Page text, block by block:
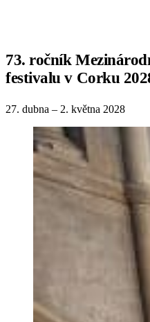
73. ročník
festivalu v Corku
27. dubna – 2. května 2028